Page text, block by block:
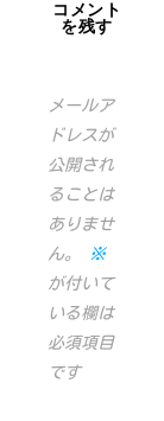
コメント
を残す
メールア
ドレスが
公開され
ることは
ありませ
ん。
※
が付いて
いる欄は
必須項目
です